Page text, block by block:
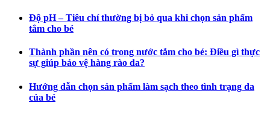
Độ pH – Tiêu chí thường bị bỏ qua khi chọn sản phẩm
tắm cho bé
Thành phần nên có trong nước tắm cho bé: Điều gì thực
sự giúp bảo vệ hàng rào da?
Hướng dẫn chọn sản phẩm làm sạch theo tình trạng da
của bé